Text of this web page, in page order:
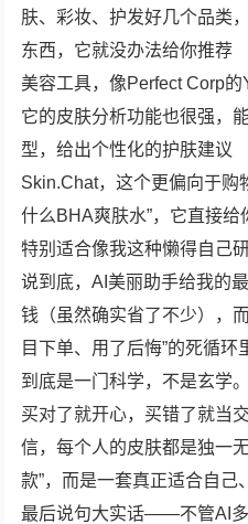
肤、彩妆、护发好几个品类
东西，它就没办法给你推荐
美容工具，像Perfect Corp的
它的皮肤分析功能也很强，
型，给出个性化的护肤建议
Skin.Chat，这个更偏向于购
什么BHA爽肤水”，它直接给
特别适合像我这种懒得自己
说到底，AI美丽助手给我的
钱（虽然确实省了不少），
目下单、用了后悔”的死循
到底是一门科学，不是玄学
买对了就开心，买错了就当
信，每个人的皮肤都是独一
款”，而是一套真正适合自己
最后说句大实话——不管AI